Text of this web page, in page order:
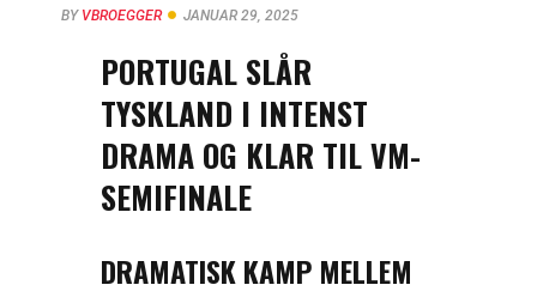
BY VBROEGGER JANUAR 29, 2025
PORTUGAL SLÅR
TYSKLAND I INTENST
DRAMA OG KLAR TIL VM-
SEMIFINALE
DRAMATISK KAMP MELLEM